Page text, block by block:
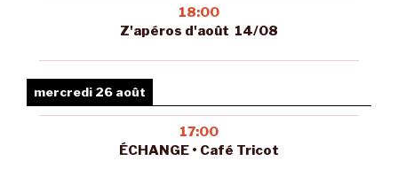
18:00
Z'apéros d'août 14/08
mercredi 26 août
17:00
ÉCHANGE • Café Tricot